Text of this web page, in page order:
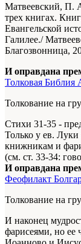
Матвеевский, П.
трех книгах.
Евангельской
Галилее./
Благозвонница,
И оправдана
Толковая
Толкование на
Стихи 31-35 -
Только у ев. Луки
книжникам и
(см. ст. 33-34:
И оправдана
Феофилакт
Толкование на
И наконец
фарисеями, но ее